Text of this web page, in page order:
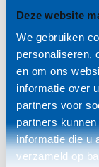
Deze website
We gebruiken
personaliseren,
en om ons
informatie over
partners voor
partners
informatie die u
verzameld op
we in gesprek
Praktische
Datum: 17
Tijd: 18:00
Locatie: